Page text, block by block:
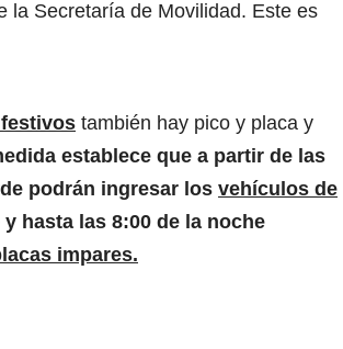
la Secretaría de Movilidad. Este es
festivos también hay pico y placa y
establece que a partir de las
podrán ingresar los vehículos de
hasta las 8:00 de la noche
impares.